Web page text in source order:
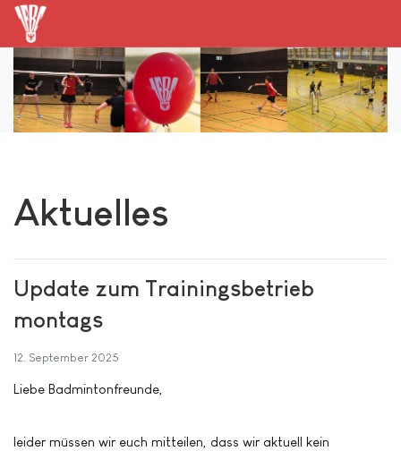
Aktuelles
Update zum Trainingsbetrieb
montags
12. September 2025
Liebe Badmintonfreunde,
leider müssen wir euch mitteilen, dass wir aktuell kein